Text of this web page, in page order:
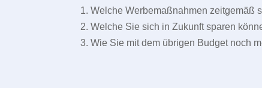
1. Welche Werbemaßnahmen zeitgemäß
2. Welche Sie sich in Zukunft sparen
3. Wie Sie mit dem übrigen Budget noch